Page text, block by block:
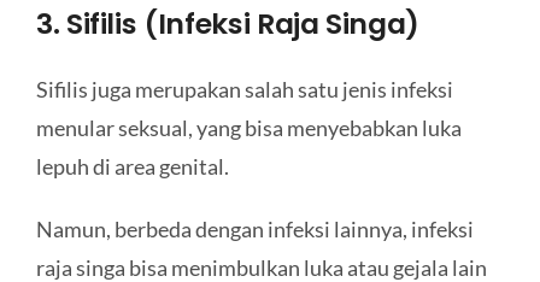
3. Sifilis (Infeksi Raja Singa)
Sifilis juga merupakan salah satu jenis infeksi
menular seksual, yang bisa menyebabkan luka
lepuh di area genital.
Namun, berbeda dengan infeksi lainnya, infeksi
raja singa bisa menimbulkan luka atau gejala lain